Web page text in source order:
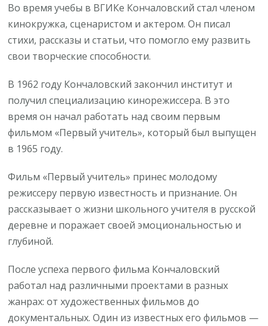
Во время учебы в ВГИКе Кончаловский стал членом
кинокружка, сценаристом и актером. Он писал
стихи, рассказы и статьи, что помогло ему развить
свои творческие способности.
В 1962 году Кончаловский закончил институт и
получил специализацию кинорежиссера. В это
время он начал работать над своим первым
фильмом «Первый учитель», который был выпущен
в 1965 году.
Фильм «Первый учитель» принес молодому
режиссеру первую известность и признание. Он
рассказывает о жизни школьного учителя в русской
деревне и поражает своей эмоциональностью и
глубиной.
После успеха первого фильма Кончаловский
работал над различными проектами в разных
жанрах: от художественных фильмов до
документальных. Один из известных его фильмов —